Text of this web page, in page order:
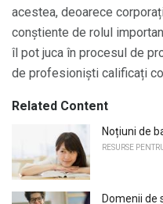
acestea, deoarece
conștiente de rolul
îl pot juca în procesul de
de profesioniști calificați
Related Content
Noțiuni de
RESURSE
Domenii de